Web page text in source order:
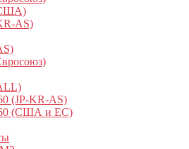
AS)
(JP-KR-AS)
(США и ЕС)